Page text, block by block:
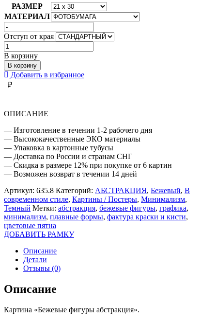
РАЗМЕР
МАТЕРИАЛ
Отступ от края
Количество
товара
БЕЖЕВЫЕ
ФИГУРЫ
АБСТРАКЦИЯ
В корзину
В корзину
Добавить в избранное
₽
ОПИСАНИЕ
— Изготовление в течении 1-2 рабочего дня
— Высококачественные ЭКО материалы
— Упаковка в картонные тубусы
— Доставка по России и странам СНГ
— Скидка в размере 12% при покупке от 6 картин
— Возможен возврат в течении 14 дней
Артикул: 635.8 Категорий: АБСТРАКЦИЯ, Бежевый, В
современном стиле, Картины / Постеры, Минимализм,
Темный Метки: абстракция, бежевые фигуры, графика,
минимализм, плавные формы, фактура краски и кисти,
цветовые пятна
ДОБАВИТЬ РАМКУ
Описание
Детали
Отзывы (0)
Описание
Картина «Бежевые фигуры абстракция».